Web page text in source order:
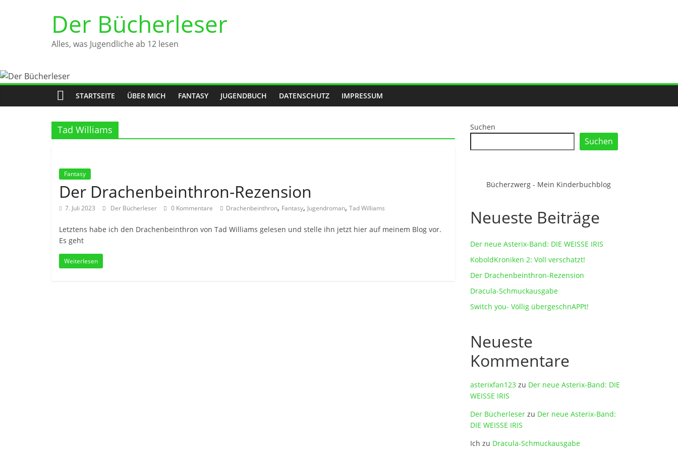
Der Bücherleser
Alles, was Jugendliche ab 12 lesen
STARTSEITE ÜBER MICH FANTASY JUGENDBUCH DATENSCHUTZ IMPRESSUM
Tad Williams
Fantasy
Der Drachenbeinthron-Rezension
7. Juli 2023 Der Bücherleser 0 Kommentare Drachenbeinthron, Fantasy, Jugendroman, Tad Williams
Letztens habe ich den Drachenbeinthron von Tad Williams gelesen und stelle ihn jetzt hier auf meinem Blog vor.
Es geht
Weiterlesen
Suchen
Suchen
Bücherzwerg - Mein Kinderbuchblog
Neueste Beiträge
Der neue Asterix-Band: DIE WEISSE IRIS
KoboldKroniken 2: Voll verschatzt!
Der Drachenbeinthron-Rezension
Dracula-Schmuckausgabe
Switch you- Völlig übergeschnAPPt!
Neueste
Kommentare
asterixfan123 zu Der neue Asterix-Band: DIE
WEISSE IRIS
Der Bücherleser zu Der neue Asterix-Band:
DIE WEISSE IRIS
Ich zu Dracula-Schmuckausgabe